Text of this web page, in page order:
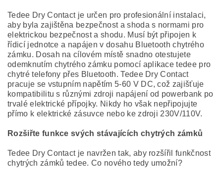
Tedee Dry Contact je určen pro profesionální instalaci,
aby byla zajištěna bezpečnost a shoda s normami pro
elektrickou bezpečnost a shodu. Musí být připojen k
řídicí jednotce a napájen v dosahu Bluetooth chytrého
zámku. Dosah na cílovém místě snadno otestujete
odemknutím chytrého zámku pomocí aplikace tedee pro
chytré telefony přes Bluetooth. Tedee Dry Contact
pracuje se vstupním napětím 5-60 V DC, což zajišťuje
kompatibilitu s různými zdroji napájení od powerbank po
trvalé elektrické přípojky. Nikdy ho však nepřipojujte
přímo k elektrické zásuvce nebo ke zdroji 230V/110V.
Rozšiřte funkce svých stávajících chytrých zámků
Tedee Dry Contact je navržen tak, aby rozšířil funkčnost
chytrých zámků tedee. Co nového tedy umožní?